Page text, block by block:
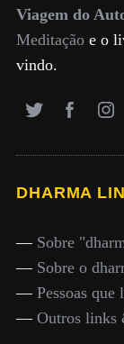
Viagem do
Meditaçãoe o
vindo.
DHARMA
— Sobre
— Sobre o
— Pessoas que
— Outros links